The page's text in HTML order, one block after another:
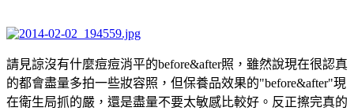
請見諒沒有什麼痘痘消平的before&after照，雖然說現在很認真
的都會盡量多拍一些妝容照，但保養品效果的"before&after"現
在衛生局抓的嚴，還是盡量不要太敏感比較好。反正擦完真的